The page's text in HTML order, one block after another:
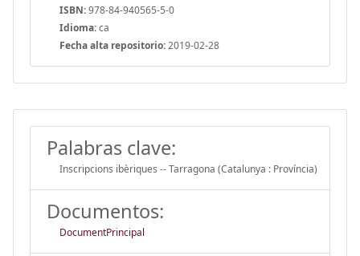
ISBN:978-84-940565-5-0
Idioma:ca
Fecha alta repositorio:2019-02-28
Palabras clave:
Inscripcions ibèriques -- Tarragona (Catalunya : Província)
Documentos:
DocumentPrincipal